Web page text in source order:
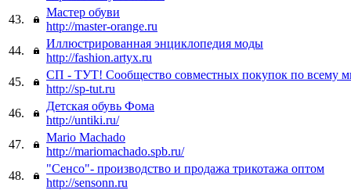
43.
Мастер обуви
http://master-orange.ru
44.
Иллюстрированная энциклопедия моды
http://fashion.artyx.ru
45.
СП - ТУТ! Сообщество совместных покупок по всему
http://sp-tut.ru
46.
Детская обувь Фома
http://untiki.ru/
47.
Mario Machado
http://mariomachado.spb.ru/
48.
"Сенсо"- производство и продажа трикотажа оптом
http://sensonn.ru